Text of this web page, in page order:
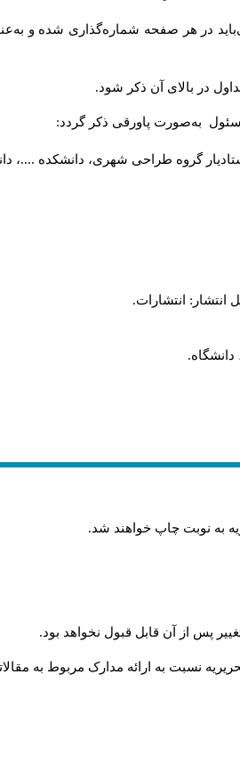
در هر صفحه شماره‌گذاری شده و
در بالای آن ذکر شود.
به‌صورت پاورقی ذکر گردد:
گروه طراحی شهری، دانشکده ....،
انتشار: انتشارات.
دانشگاه.
به نوبت چاپ خواهند شد.
پس از آن قابل قبول نخواهد بود.
نسبت به ارائه مدارک مربوط به